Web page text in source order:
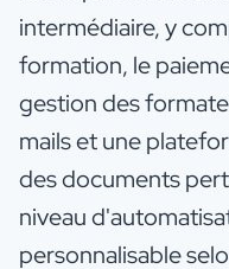
intermédiaire, y
formation, le
gestion des
mails et une
des documents
niveau
personnalisable